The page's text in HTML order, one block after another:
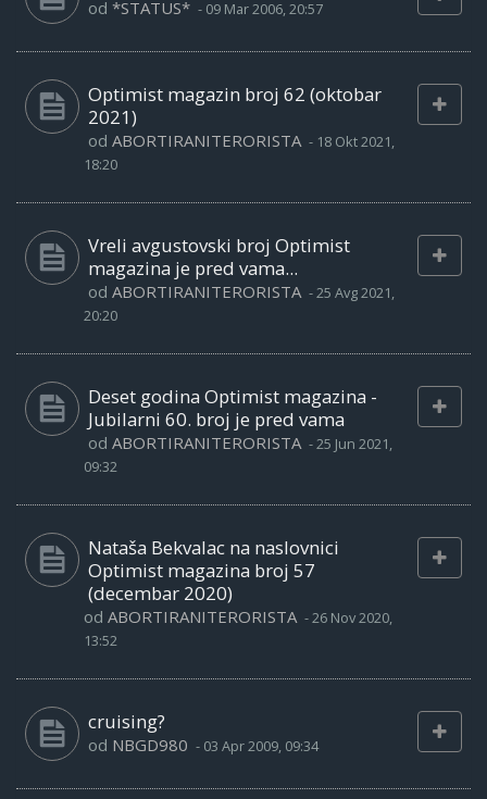
od *STATUS* - 09 Mar 2006, 20:57
Optimist magazin broj 62 (oktobar
2021)
od ABORTIRANITERORISTA - 18 Okt 2021,
18:20
Vreli avgustovski broj Optimist
magazina je pred vama...
od ABORTIRANITERORISTA -25 Avg 2021,
20:20
Deset godina Optimist magazina -
Jubilarni 60. broj je pred vama
od ABORTIRANITERORISTA -25 Jun 2021,
09:32
Nataša Bekvalac na naslovnici
Optimist magazina broj 57
(decembar 2020)
od ABORTIRANITERORISTA -26 Nov 2020,
13:52
cruising?
od NBGD980 - 03 Apr 2009, 09:34